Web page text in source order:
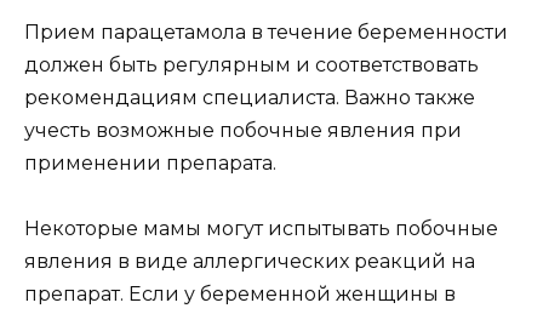
Прием парацетамола в течение беременности
должен быть регулярным и соответствовать
рекомендациям специалиста. Важно также
учесть возможные побочные явления при
применении препарата.
Некоторые мамы могут испытывать побочные
явления в виде аллергических реакций на
препарат. Если у беременной женщины в